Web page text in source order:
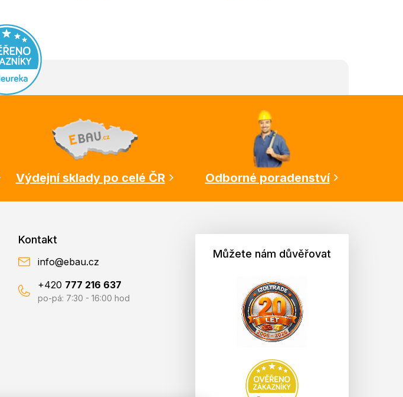
Výdejní sklady po celé ČR Odborné poradenství
Kontakt
info@ebau.cz
+420 777 216 637
po-pá: 7:30 - 16:00 hod
Můžete nám důvěřovat